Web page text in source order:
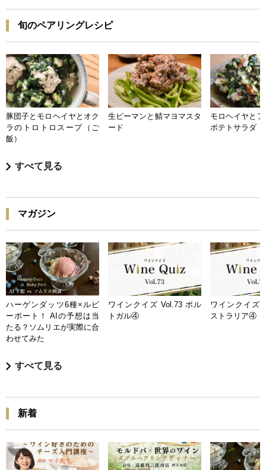
旬のペアリングレシピ
豚団子とモロヘイヤとオク
ラのトロトロスープ（ご
飯）
生ピーマンと鯖マヨマスタ
ード
モロヘイヤと
ポテトサラダ
すべて見る
マガジン
ハーゲンダッツ6種×ルビ
ーポート！ AIの予想は当
たる？ソムリエが実際に合
わせてみた
ワインクイズ Vol.73 ポル
トガル④
ワインクイズ
ストラリア④
すべて見る
新着